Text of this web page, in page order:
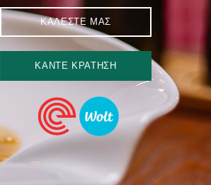
ΚΑΛΕΣΤΕ ΜΑΣ
ΚΑΝΤΕ ΚΡΑΤΗΣΗ